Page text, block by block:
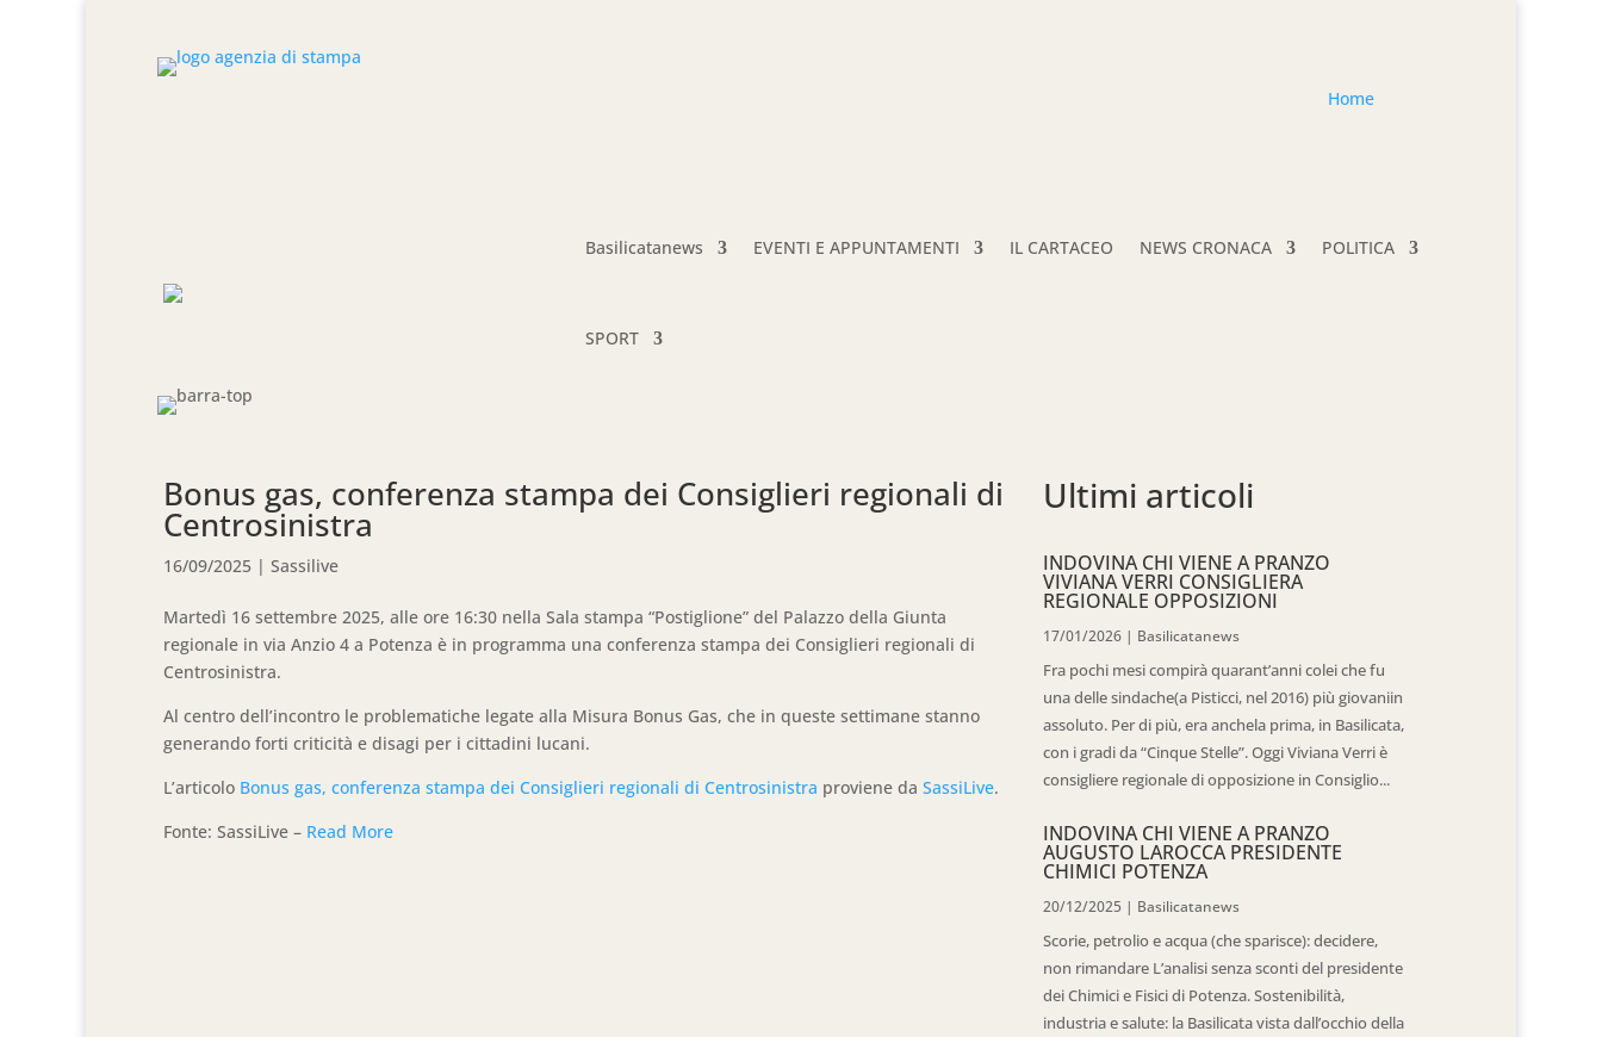
Home
Basilicatanews EVENTI E APPUNTAMENTI IL CARTACEO NEWS CRONACA POLITICA
SPORT
Bonus gas, conferenza stampa dei Consiglieri regionali di
Centrosinistra
16/09/2025 | Sassilive
Martedì 16 settembre 2025, alle ore 16:30 nella Sala stampa “Postiglione” del Palazzo della Giunta
regionale in via Anzio 4 a Potenza è in programma una conferenza stampa dei Consiglieri regionali di
Centrosinistra.
Al centro dell’incontro le problematiche legate alla Misura Bonus Gas, che in queste settimane stanno
generando forti criticità e disagi per i cittadini lucani.
L’articolo Bonus gas, conferenza stampa dei Consiglieri regionali di Centrosinistra proviene da SassiLive.
Fonte: SassiLive – Read More
Ultimi articoli
INDOVINA CHI VIENE A PRANZO
VIVIANA VERRI CONSIGLIERA
REGIONALE OPPOSIZIONI
17/01/2026 | Basilicatanews
Fra pochi mesi compirà quarant’anni colei che fu
una delle sindache(a Pisticci, nel 2016) più giovaniin
assoluto. Per di più, era anchela prima, in Basilicata,
con i gradi da “Cinque Stelle”. Oggi Viviana Verri è
consigliere regionale di opposizione in Consiglio...
INDOVINA CHI VIENE A PRANZO
AUGUSTO LAROCCA PRESIDENTE
CHIMICI POTENZA
20/12/2025 | Basilicatanews
Scorie, petrolio e acqua (che sparisce): decidere,
non rimandare L’analisi senza sconti del presidente
dei Chimici e Fisici di Potenza. Sostenibilità,
industria e salute: la Basilicata vista dall’occhio della